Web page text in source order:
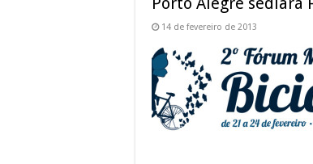
14 de fevereiro de 2013